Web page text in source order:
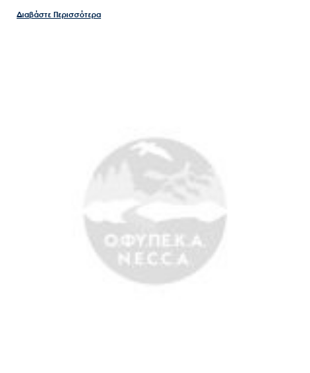
Ο.ΦΥ.ΠΕ.Κ.Α.
Νέα – Δημοσιότητα
Διαβάστε Περισσότερα